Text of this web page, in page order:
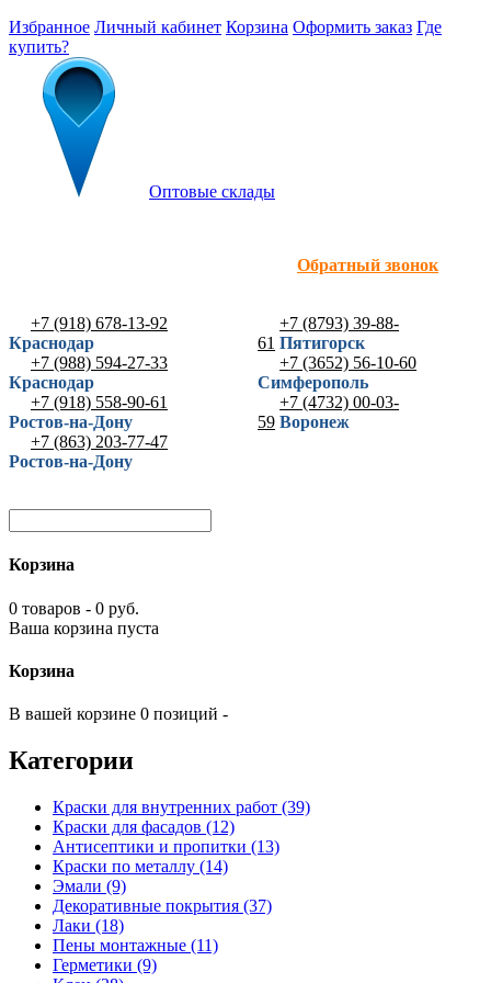
Избранное Личный кабинет Корзина Оформить заказ Где
купить?
Оптовые склады
Обратный звонок
+7 (918) 678-13-92
Краснодар
+7 (988) 594-27-33
Краснодар
+7 (918) 558-90-61
Ростов-на-Дону
+7 (863) 203-77-47
Ростов-на-Дону
+7 (8793) 39-88-
61 Пятигорск
+7 (3652) 56-10-60
Симферополь
+7 (4732) 00-03-
59 Воронеж
Корзина
0 товаров - 0 руб.
Ваша корзина пуста
Корзина
В вашей корзине 0 позиций -
Категории
Краски для внутренних работ (39)
Краски для фасадов (12)
Антисептики и пропитки (13)
Краски по металлу (14)
Эмали (9)
Декоративные покрытия (37)
Лаки (18)
Пены монтажные (11)
Герметики (9)